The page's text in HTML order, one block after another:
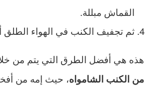
القماش مبللة.
ثم تجفيف الكنب في الهواء
هذه هي أفضل الطرق التي يتم من
من الكنب الشامواه، حيث إمه من